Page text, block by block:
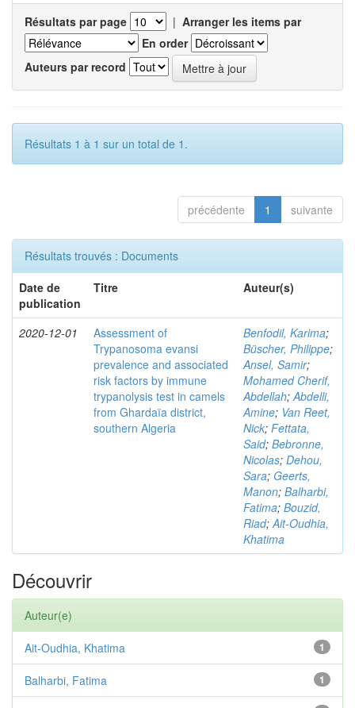
Résultats par page | Arranger les items par
En order
Auteurs par record
Résultats 1 à 1 sur un total de 1.
précédente 1 suivante
Résultats trouvés : Documents
Date de
publication
Titre Auteur(s)
2020-12-01
Assessment of
Trypanosoma evansi
prevalence and associated
risk factors by immune
trypanolysis test in camels
from Ghardaïa district,
southern Algeria
Benfodil, Karima;
Büscher, Philippe;
Ansel, Samir;
Mohamed Cherif,
Abdellah;Abdelli,
Amine; Van Reet,
Nick; Fettata,
Said; Bebronne,
Nicolas; Dehou,
Sara; Geerts,
Manon; Balharbi,
Fatima; Bouzid,
Riad;Ait-Oudhia,
Khatima
Découvrir
Auteur(e)
1
Ait-Oudhia, Khatima
1
Balharbi, Fatima